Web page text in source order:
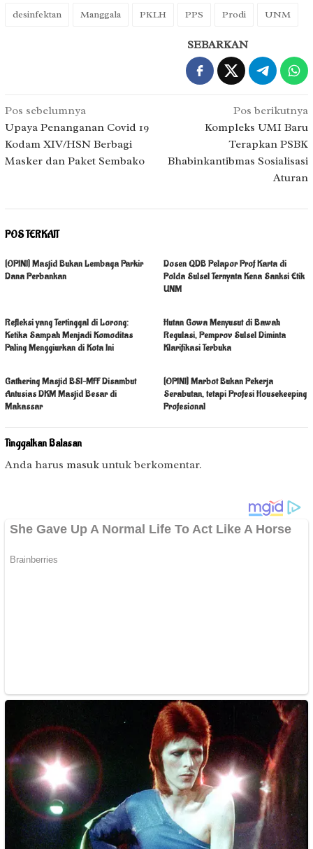
desinfektan Manggala PKLH PPS Prodi UNM
SEBARKAN
Navigasi
pos
Pos sebelumnya
Upaya Penanganan Covid 19
Kodam XIV/HSN Berbagi
Masker dan Paket Sembako
Pos berikutnya
Kompleks UMI Baru
Terapkan PSBK
Bhabinkantibmas Sosialisasi
Aturan
POS TERKAIT
[OPINI] Masjid Bukan Lembaga Parkir
Dana Perbankan
Dosen QDB Pelapor Prof Karta di
Polda Sulsel Ternyata Kena Sanksi Etik
UNM
Refleksi yang Tertinggal di Lorong:
Ketika Sampah Menjadi Komoditas
Paling Menggiurkan di Kota Ini
Hutan Gowa Menyusut di Bawah
Regulasi, Pemprov Sulsel Diminta
Klarifikasi Terbuka
Gathering Masjid BSI–MFF Disambut
Antusias DKM Masjid Besar di
Makassar
[OPINI] Marbot Bukan Pekerja
Serabutan, tetapi Profesi Housekeeping
Profesional
Tinggalkan Balasan
Anda harus masuk untuk berkomentar.